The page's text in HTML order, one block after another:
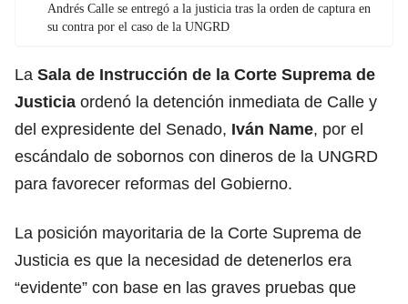
Andrés Calle se entregó a la justicia tras la orden de captura en
su contra por el caso de la UNGRD
La Sala de Instrucción de la Corte Suprema de
Justicia ordenó la detención inmediata de Calle y
del expresidente del Senado, Iván Name, por el
escándalo de sobornos con dineros de la UNGRD
para favorecer reformas del Gobierno.
La posición mayoritaria de la Corte Suprema de
Justicia es que la necesidad de detenerlos era
“evidente” con base en las graves pruebas que